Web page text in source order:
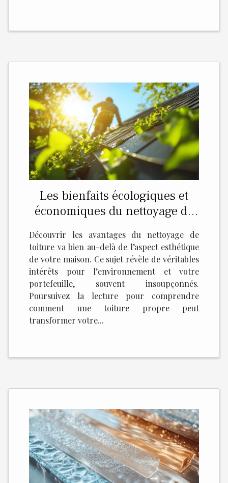
Les bienfaits écologiques et
économiques du nettoyage de
Découvrir les avantages du nettoyage de
toiture va bien au-delà de l’aspect esthétique
de votre maison. Ce sujet révèle de véritables
intérêts pour l’environnement et votre
portefeuille, souvent insoupçonnés.
Poursuivez la lecture pour comprendre
comment une toiture propre peut
transformer votre...